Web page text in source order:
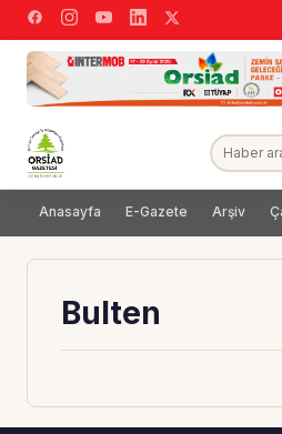
Anasayfa E-Gazete Arşiv
Bulten